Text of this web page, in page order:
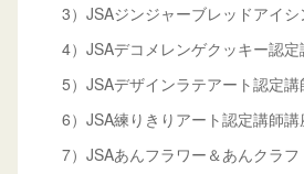
3）JSAジンジャーブレッドアイ
4）JSAデコメレンゲクッキー認定
5）JSAデザインラテアート認定講
6）JSA練りきりアート認定講師講
7）JSAあんフラワー＆あんクラ